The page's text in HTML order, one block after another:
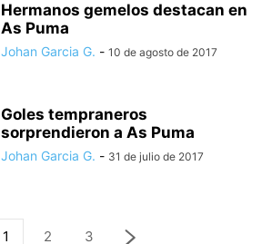
Hermanos gemelos destacan en
As Puma
Johan Garcia G. - 10 de agosto de 2017
Goles tempraneros
sorprendieron a As Puma
Johan Garcia G. - 31 de julio de 2017
1 2 3